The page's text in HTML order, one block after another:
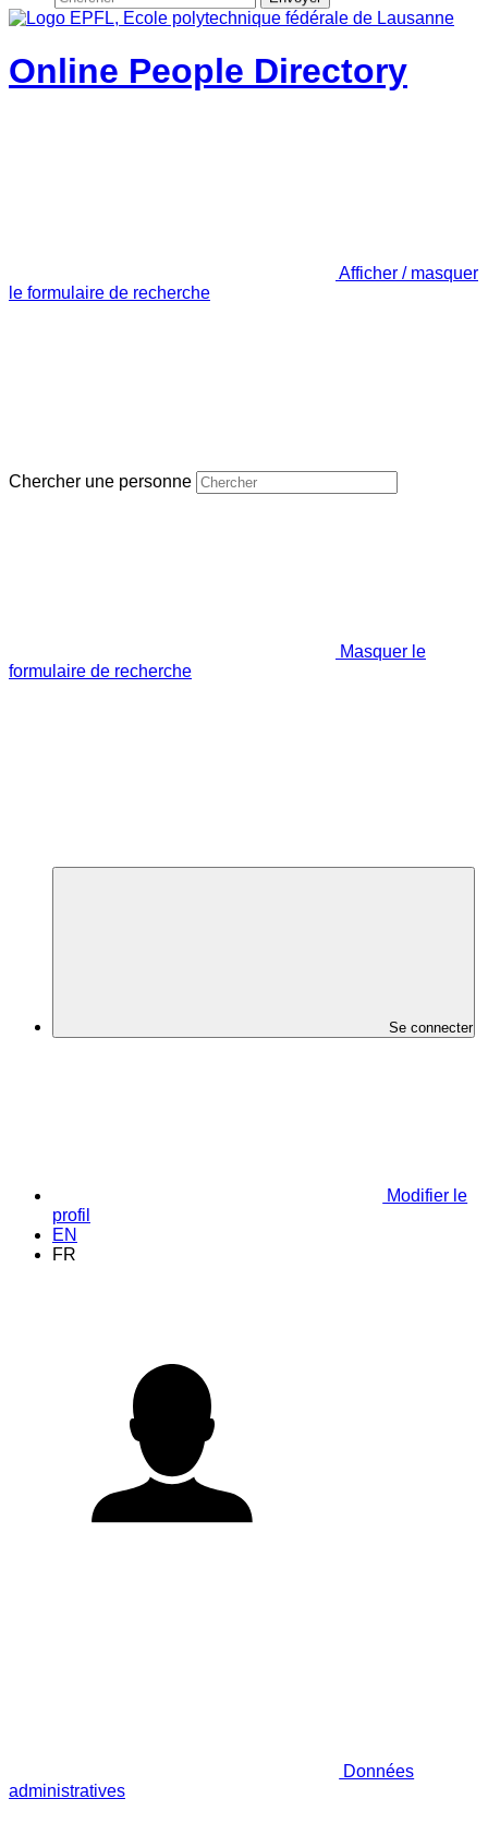
Online People Directory
Afficher / masquer
le formulaire de recherche
Chercher une personne
Masquer le
formulaire de recherche
Se connecter
Modifier le
profil
EN
FR
Données
administratives